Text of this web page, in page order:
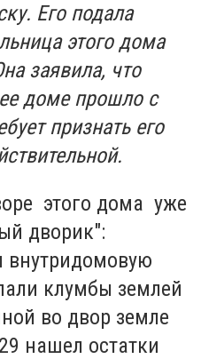
Его подала
этого дома
заявила, что
доме прошло с
признать его
этого дома уже
дворик":
внутридомовую
клумбы землей
во двор земле
нашел остатки